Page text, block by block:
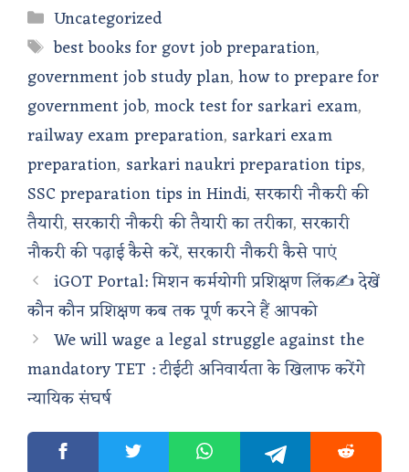
Categories
Uncategorized
Tags
best books for govt job preparation,
government job study plan,how to prepare for
government job,mock test for sarkari exam,
railway exam preparation, sarkari exam
preparation, sarkari naukri preparation tips,
SSC preparation tips in Hindi,सरकारी नौकरी की
तैयारी,सरकारी नौकरी की तैयारी का तरीका,सरकारी
नौकरी की पढ़ाई कैसे करें,सरकारी नौकरी कैसे पाएं
iGOT Portal: मिशन कर्मयोगी प्रशिक्षण लिंक✍️ देखें
कौन कौन प्रशिक्षण कब तक पूर्ण करने हैं आपको
We will wage a legal struggle against the
mandatory TET : टीईटी अनिवार्यता के खिलाफ करेंगे
न्यायिक संघर्ष